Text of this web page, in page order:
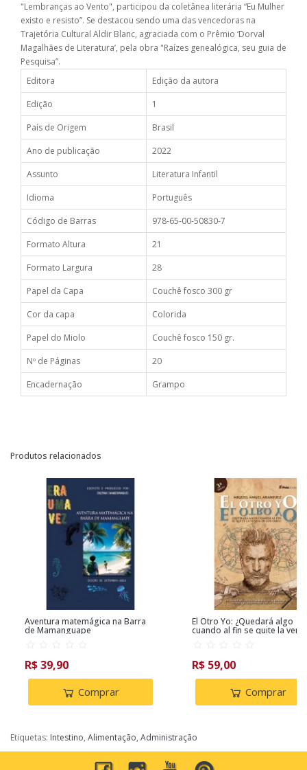
"Lembranças ao Vento", participou da coletânea literária “Eu Mulher
existo e resisto”. Se destacou sendo uma das vencedoras na
Trajetória Cultural Aldir Blanc, agraciada com o Prêmio ‘Dorval
Magalhães de Literatura’, pela obra "Raízes genealógica, seu guia de
Pesquisa”.
Editora
Edição da autora
Edição
1
País de Origem
Brasil
Ano de publicação
2022
Assunto
Literatura Infantil
Idioma
Português
Código de Barras
978-65-00-50830-7
Formato Altura
21
Formato Largura
28
Papel da Capa
Couchê fosco 300 gr
Cor da capa
Colorida
Papel do Miolo
Couchê fosco 150 gr.
Nº de Páginas
20
Encadernação
Grampo
Produtos relacionados
Aventura matemágica na Barra
de Mamanguape
R$ 39,90
Comprar
El Otro Yo: ¿Quedará algo
cuando al fin se quite la
R$ 59,00
Comprar
Etiquetas: Intestino, Alimentação, Administração